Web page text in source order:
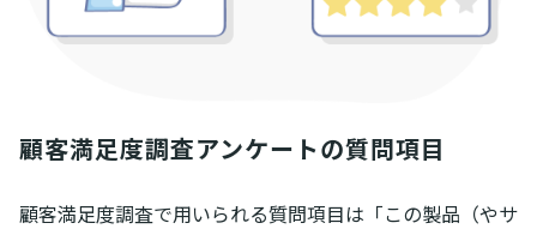
顧客満足度調査アンケートの質問項目
顧客満足度調査で用いられる質問項目は「この製品（やサ